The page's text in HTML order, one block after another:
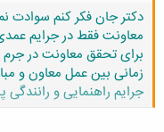
دکتر جان فکر کنم سوادت
برای تحقق معاونت در
زمانی بین عمل معاون و
جرایم راهنمایی و